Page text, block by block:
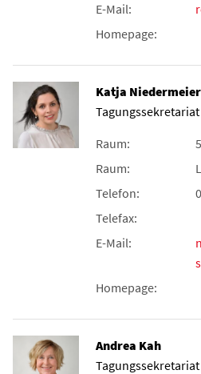
E-Mail:
Homepage:
Katja Niedermeier
Raum:
Raum:
Telefon:
Telefax:
E-Mail:
Homepage:
Andrea Kah